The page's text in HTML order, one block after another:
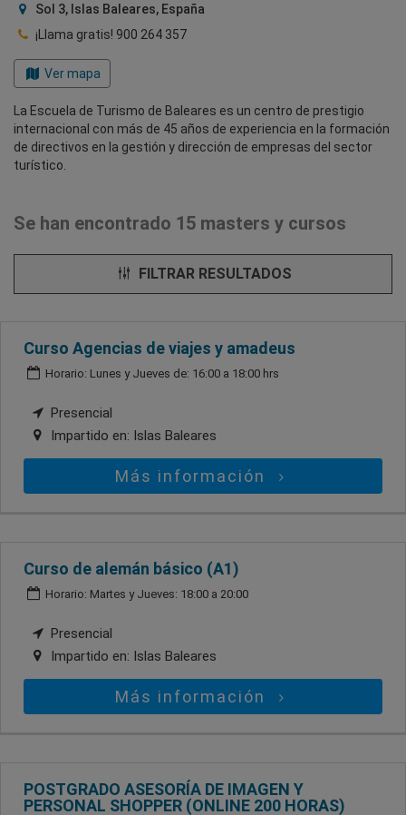
Sol 3, Islas Baleares, España
¡Llama gratis! 900 264 357
Ver mapa
La Escuela de Turismo de Baleares es un centro de prestigio
internacional con más de 45 años de experiencia en la formación
de directivos en la gestión y dirección de empresas del sector
turístico.
Se han encontrado 15 masters y cursos
FILTRAR RESULTADOS
Curso Agencias de viajes y amadeus
Horario: Lunes y Jueves de: 16:00 a 18:00 hrs
Presencial
Impartido en: Islas Baleares
Más información
Curso de alemán básico (A1)
Horario: Martes y Jueves: 18:00 a 20:00
Presencial
Impartido en: Islas Baleares
Más información
POSTGRADO ASESORÍA DE IMAGEN Y
PERSONAL SHOPPER (ONLINE 200 HORAS)